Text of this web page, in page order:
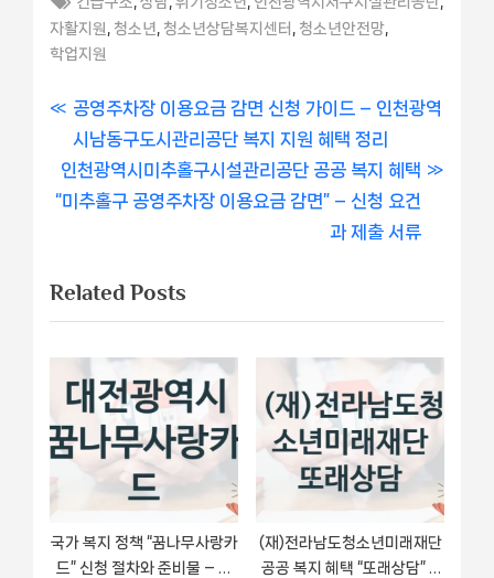
자활지원 청소년 청소년상담복지센터 청소년안전망
학업지원
글
내
비
이
P
r
e
v
u
s
P
o
t
공영주차장 이용요금 감면 신청 가이드 – 인천광역
시남동구도시관리공단 복지 지원 혜택 정리
N
e
P
o
s
t
인천광역시미추홀구시설관리공단 공공 복지 혜택
“미추홀구 공영주차장 이용요금 감면” – 신청 요건
과 제출 서류
Related Posts
국가 복지 정책 “꿈나무사랑카
드” 신청 절차와 준비물 – 대
(재)전라남도청소년미래재단
공공 복지 혜택 “또래상담” –